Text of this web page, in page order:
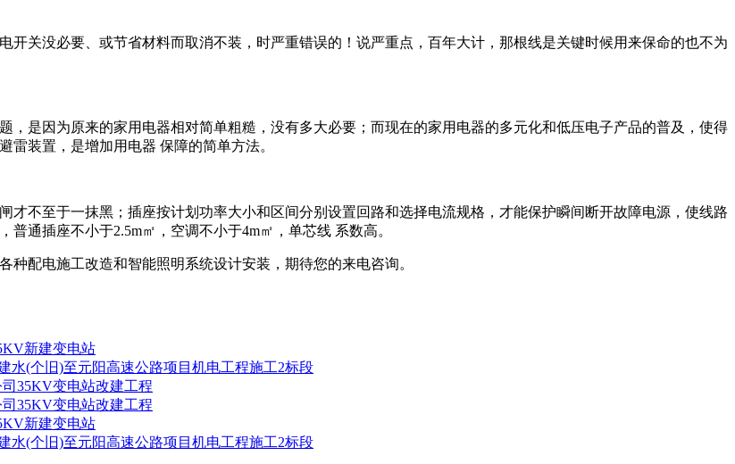
关没必要、或节省材料而取消不装，时严重错误的！说严重点，百年大计，那根线是关键时候用来保命的也不为
是因为原来的家用电器相对简单粗糙，没有多大必要；而现在的家用电器的多元化和低压电子产品的普及，使得
装置，是增加用电器 保障的简单方法。
不至于一抹黑；插座按计划功率大小和区间分别设置回路和选择电流规格，才能保护瞬间断开故障电源，使线路
通插座不小于2.5m㎡，空调不小于4m㎡，单芯线 系数高。
配电施工改造和智能照明系统设计安装，期待您的来电咨询。
新建变电站
水(个旧)至元阳高速公路项目机电工程施工2标段
35KV变电站改建工程
35KV变电站改建工程
新建变电站
水(个旧)至元阳高速公路项目机电工程施工2标段